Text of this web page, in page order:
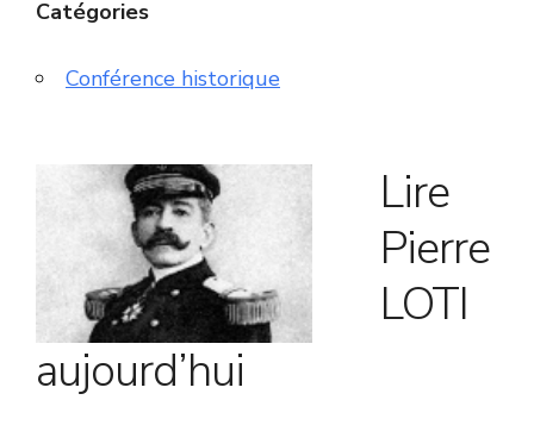
Catégories
Conférence historique
Lire
Pierre
LOTI
aujourd’hui